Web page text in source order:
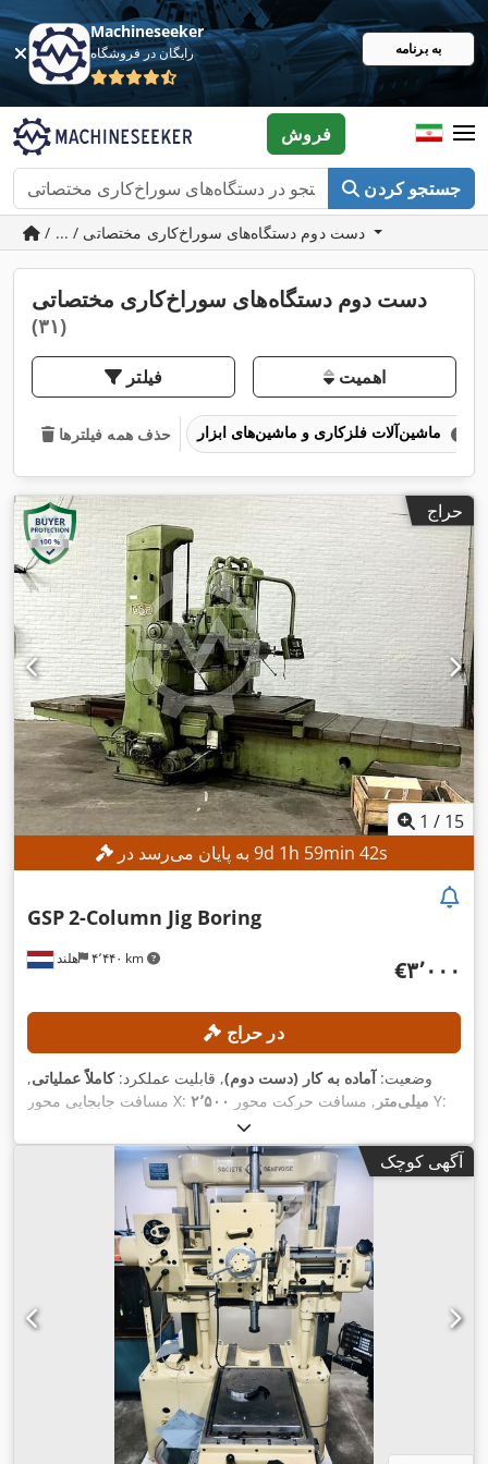
Machineseeker
رایگان در فروشگاه به برنامه
جستجو کردن
فروش
دست دوم دستگاه‌های سوراخ‌کاری مختصاتی
(۳۱)
فیلتر اهمیت
حذف همه فیلترها
حراج
1 / 15
9d 1h 59min 40s
هلند ۴٬۴۴۰ km
GSP2-Column Jig Boring
‎€۳٬۰۰۰
در حراج
وضعیت:آماده به کار (دست دوم), قابلیت عملکرد:کاملاً عملیاتی,
مسافت جابجایی محور X:
۲٬۵۰۰ میلی‌متر , مسافت حرکت محور Y:
۱٬۴۰۰ میلی‌متر
چرخان:۱۰۰ میلی‌متر , تعداد محور:۳ ,
آگهی کوچک